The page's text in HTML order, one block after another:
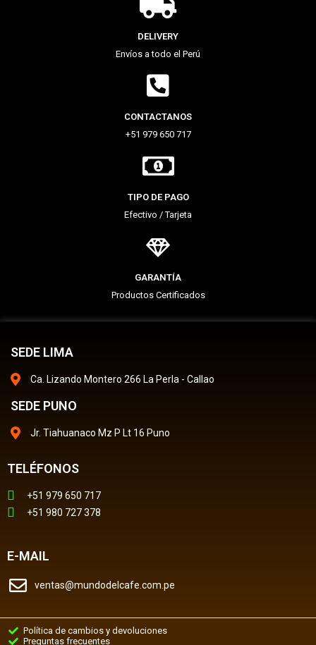
DELIVERY
Envíos a todo el Perú
CONTACTANOS
+51 979 650 717
TIPO DE PAGO
Efectivo / Tarjeta
GARANTÍA
Productos Certificados
SEDE LIMA
Ca. Lizando Montero 266 La Perla - Callao
SEDE PUNO
Jr. Tiahuanaco Mz P Lt 16 Puno
TELÉFONOS
+51 979 650 717
+51 980 727 378
E-MAIL
ventas@mundodelcafe.com.pe
Política de cambios y devoluciones
Preguntas frecuentes